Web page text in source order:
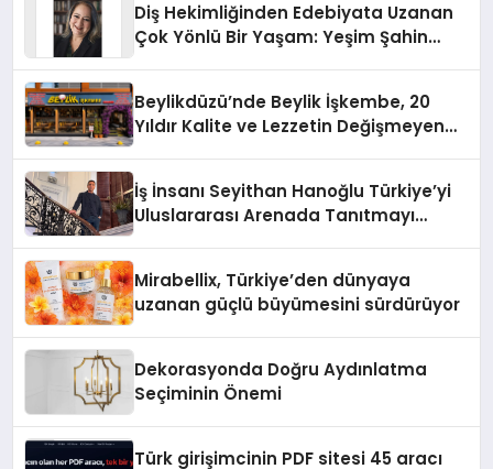
Diş Hekimliğinden Edebiyata Uzanan
Çok Yönlü Bir Yaşam: Yeşim Şahin
Beylikdüzü’nde Beylik İşkembe, 20
Yıldır Kalite ve Lezzetin Değişmeyen
İş İnsanı Seyithan Hanoğlu Türkiye’yi
Uluslararası Arenada Tanıtmayı
Mirabellix, Türkiye’den dünyaya
uzanan güçlü büyümesini sürdürüyor
Dekorasyonda Doğru Aydınlatma
Seçiminin Önemi
Türk girişimcinin PDF sitesi 45 aracı